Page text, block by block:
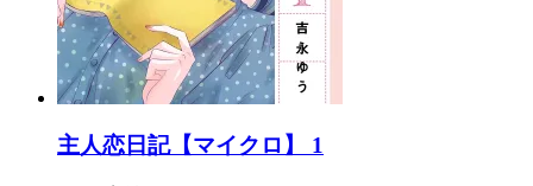
主人恋日記【マイクロ】 1